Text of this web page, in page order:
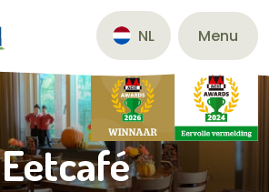
NL Menu
Eetcafé